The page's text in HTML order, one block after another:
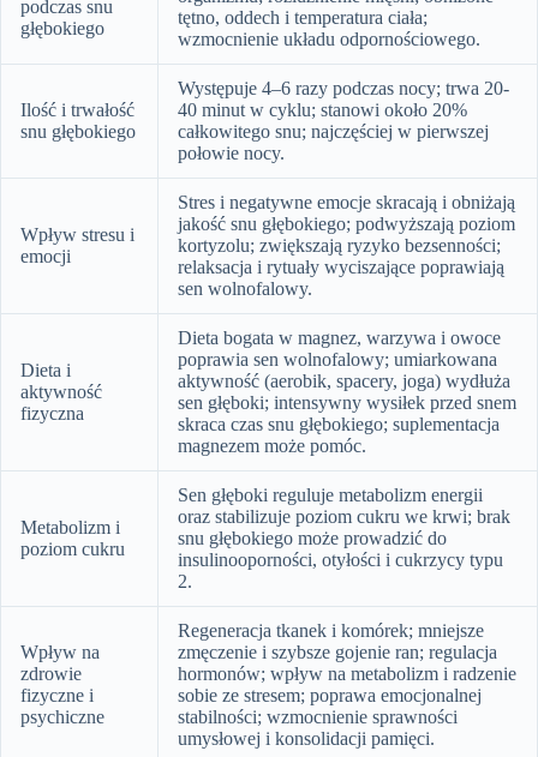
podczas snu
głębokiego
tętno, oddech i temperatura ciała;
wzmocnienie układu odpornościowego.
Ilość i trwałość
snu głębokiego
Występuje 4–6 razy podczas nocy; trwa 20-
40 minut w cyklu; stanowi około 20%
całkowitego snu; najczęściej w pierwszej
połowie nocy.
Wpływ stresu i
emocji
Stres i negatywne emocje skracają i obniżają
jakość snu głębokiego; podwyższają poziom
kortyzolu; zwiększają ryzyko bezsenności;
relaksacja i rytuały wyciszające poprawiają
sen wolnofalowy.
Dieta i
aktywność
fizyczna
Dieta bogata w magnez, warzywa i owoce
poprawia sen wolnofalowy; umiarkowana
aktywność (aerobik, spacery, joga) wydłuża
sen głęboki; intensywny wysiłek przed snem
skraca czas snu głębokiego; suplementacja
magnezem może pomóc.
Metabolizm i
poziom cukru
Sen głęboki reguluje metabolizm energii
oraz stabilizuje poziom cukru we krwi; brak
snu głębokiego może prowadzić do
insulinooporności, otyłości i cukrzycy typu
2.
Wpływ na
zdrowie
fizyczne i
psychiczne
Regeneracja tkanek i komórek; mniejsze
zmęczenie i szybsze gojenie ran; regulacja
hormonów; wpływ na metabolizm i radzenie
sobie ze stresem; poprawa emocjonalnej
stabilności; wzmocnienie sprawności
umysłowej i konsolidacji pamięci.